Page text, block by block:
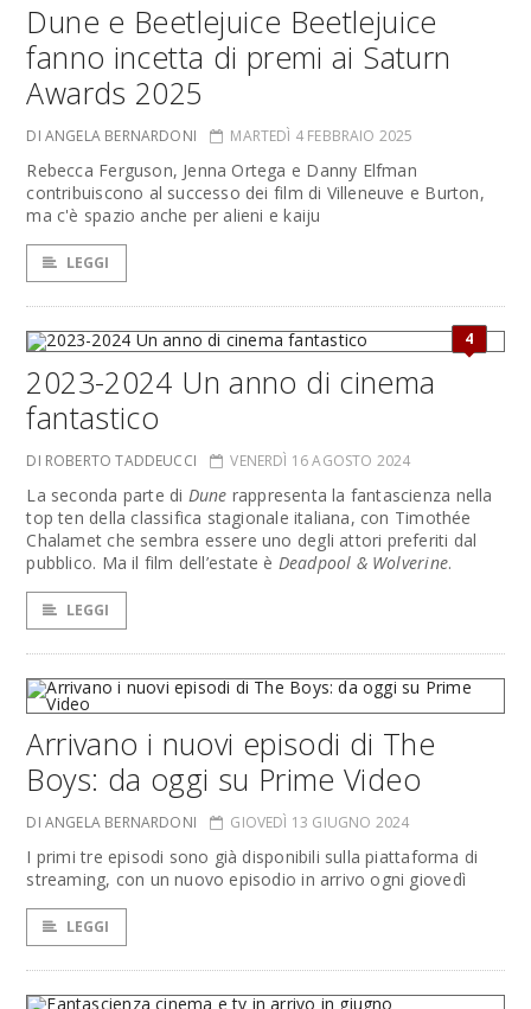
Dune e Beetlejuice Beetlejuice
fanno incetta di premi ai Saturn
Awards 2025
DI ANGELA BERNARDONI MARTEDÌ 4 FEBBRAIO 2025
Rebecca Ferguson, Jenna Ortega e Danny Elfman
contribuiscono al successo dei film di Villeneuve e Burton,
ma c'è spazio anche per alieni e kaiju
LEGGI
4
2023-2024 Un anno di cinema
fantastico
DI ROBERTO TADDEUCCI VENERDÌ 16 AGOSTO 2024
La seconda parte di Dune rappresenta la fantascienza nella
top ten della classifica stagionale italiana, con Timothée
Chalamet che sembra essere uno degli attori preferiti dal
pubblico. Ma il film dell’estate è Deadpool & Wolverine.
LEGGI
Arrivano i nuovi episodi di The
Boys: da oggi su Prime Video
DI ANGELA BERNARDONI GIOVEDÌ 13 GIUGNO 2024
I primi tre episodi sono già disponibili sulla piattaforma di
streaming, con un nuovo episodio in arrivo ogni giovedì
LEGGI